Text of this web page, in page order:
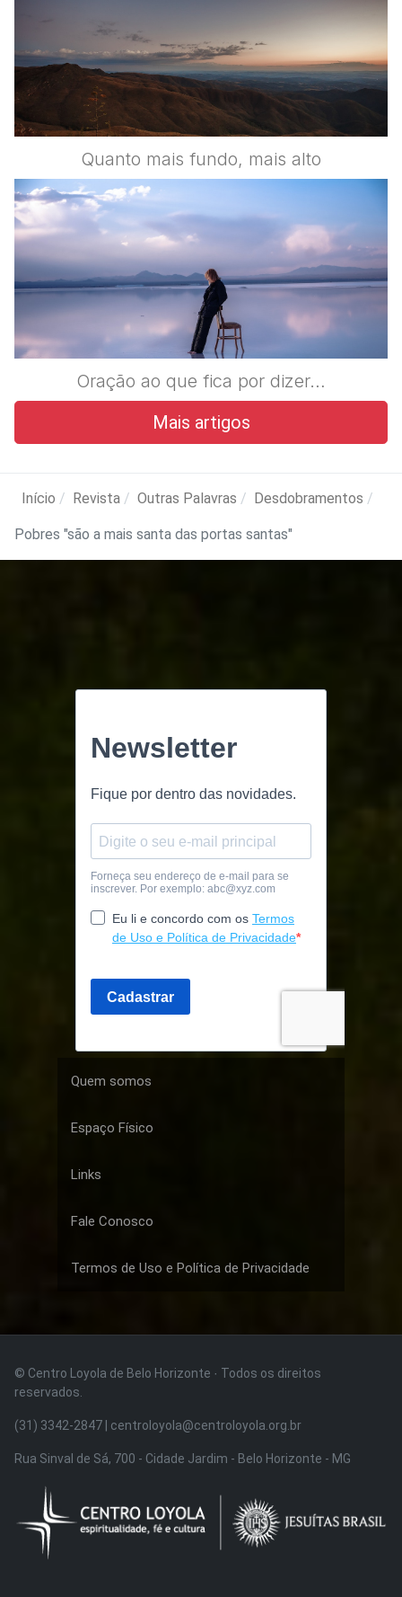
Quanto mais fundo, mais alto
Oração ao que fica por dizer…
Mais artigos
Início Revista Outras Palavras Desdobramentos
Pobres "são a mais santa das portas santas"
Quem somos
Espaço Físico
Links
Fale Conosco
Termos de Uso e Política de Privacidade
© Centro Loyola de Belo Horizonte · Todos os direitos
reservados.
(31) 3342-2847 | centroloyola@centroloyola.org.br
Rua Sinval de Sá, 700 - Cidade Jardim - Belo Horizonte - MG